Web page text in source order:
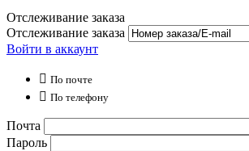
Отслеживание заказа
Отслеживание заказа
Войти в аккаунт
 По почте
 По телефону
Почта
Пароль